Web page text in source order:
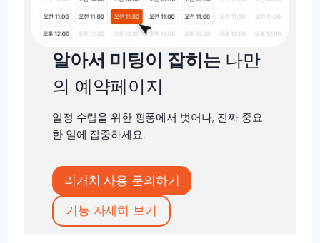
알아서 미팅이 잡히는나만
의 예약페이지
일정 수립을 위한 핑퐁에서 벗어나, 진짜 중요
한 일에 집중하세요.
리캐치 사용 문의하기
기능 자세히 보기